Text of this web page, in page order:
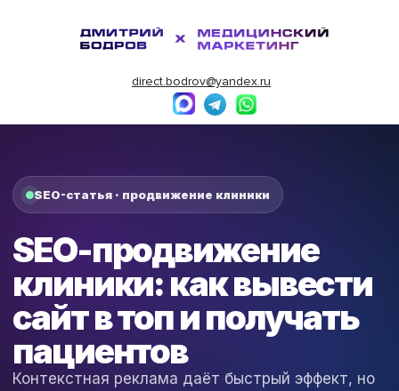
direct.bodrov@yandex.ru
SEO-статья · продвижение клиники
SEO-продвижение
клиники: как вывести
сайт в топ и получать
пациентов
Контекстная реклама даёт быстрый эффект, но